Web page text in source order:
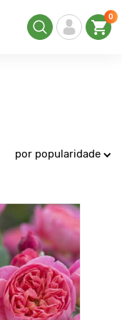
0
por popularidade